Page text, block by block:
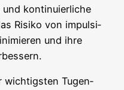
kon­ti­nu­ier­li­che
Risi­ko von impul­si­
und ihre
wich­tigs­ten Tugen­